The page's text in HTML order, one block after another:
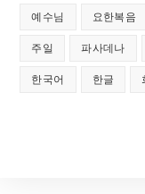
예수님 요한복음
주일 파사데나
한국어 한글